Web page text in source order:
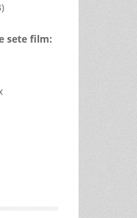
sete film: